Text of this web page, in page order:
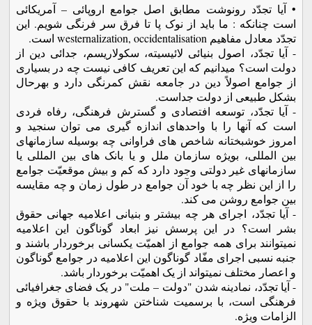
• آیا تجدّد رونوشت مطابق اصل جوامع اروپائی – آمریکائی
است چنانکه : ما باید از نوک پا تا فرق سر فرنگی شویم. این
تجدّد معادل مفاهیم westernalization, occidentalisation است.
- آیا تجدّد، اصول بنیائی لائیسیته، سکولاریسم، جدائی دین از
دولت است؟ میدانیم که این تعریف کافی نیست چه در بسیاری
از جوامع اصولاً دین در جامعه نقش کمرنگی دارد و بهرحال
بشکل طبیعی از دولت جداست.
- آیا تجدّد، توسعه افتصادی و گسترش فرهنگی، رفاه فردی
است که آنها را با واحدهای اندازه گیری می توان سنجید و
امروز خوشبختانه شاخص های فراوانی چه بوسیله سازمانهای
بین المللی، بویژه سازمان ملل و یا بانک های بین المللی یا
سازمانهای غیر دولتی وجود دارد که کم و بیش موقعیّت جوامع
را از این نظر چه با خود آن جوامع در طول زمان و چه مقایسه
بین جوامع روشن می کند.
- آیا تجدّد، اجرای هر چه بیشتر و بنیانی اعلامیه جهانی حقوق
بشر است؟ در این پرسش نیز ابعاد گوناگون این اعلامیه
نمیتوانند برای همه جوامع از اهمیّت یکسانی برخوردار باشند و
جنبه نسبی اجرای مفّاد گوناگون این اعلامیه در جوامع گوناگون
و اعصار مختلف نمیتواند از یک اهمیّت برخوردار باشد.
- آیا تجدّد، نمادینه شدن "دولت – ملت" در یک فضای جغرافیائی
فرهنگی است، با برسمیت شناختن شهروند با حقوق ویژه و
الزامات ویژه.